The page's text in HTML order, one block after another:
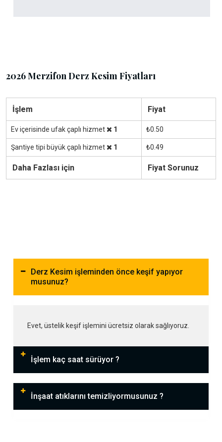
2026 Merzifon Derz Kesim Fiyatları
İşlem Fiyat
Ev içerisinde ufak çaplı hizmet 1 ₺0.50
Şantiye tipi büyük çaplı hizmet 1 ₺0.49
Daha Fazlası için Fiyat Sorunuz
Derz Kesim işleminden önce keşif yapıyor
musunuz?
Evet, üstelik keşif işlemini ücretsiz olarak sağlıyoruz.
İşlem kaç saat sürüyor ?
İnşaat atıklarını temizliyormusunuz ?